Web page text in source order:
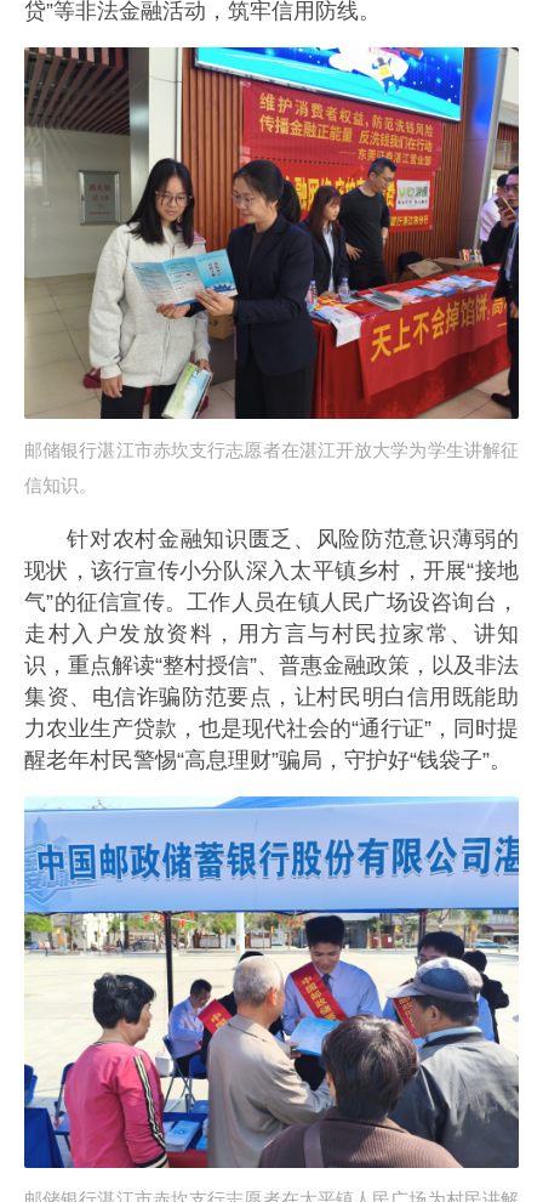
贷”等非法金融活动，筑牢信用防线。
邮储银行湛江市赤坎支行志愿者在湛江开放大学为学生讲解征
信知识。
针对农村金融知识匮乏、风险防范意识薄弱的
现状，该行宣传小分队深入太平镇乡村，开展“接地
气”的征信宣传。工作人员在镇人民广场设咨询台，
走村入户发放资料，用方言与村民拉家常、讲知
识，重点解读“整村授信”、普惠金融政策，以及非法
集资、电信诈骗防范要点，让村民明白信用既能助
力农业生产贷款，也是现代社会的“通行证”，同时提
醒老年村民警惕“高息理财”骗局，守护好“钱袋子”。